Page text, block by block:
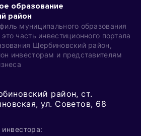
образование
район
муниципального образования
часть инвестиционного портала
Щербиновский район,
инвесторам и представителям
район, ст.
ул. Советов, 68